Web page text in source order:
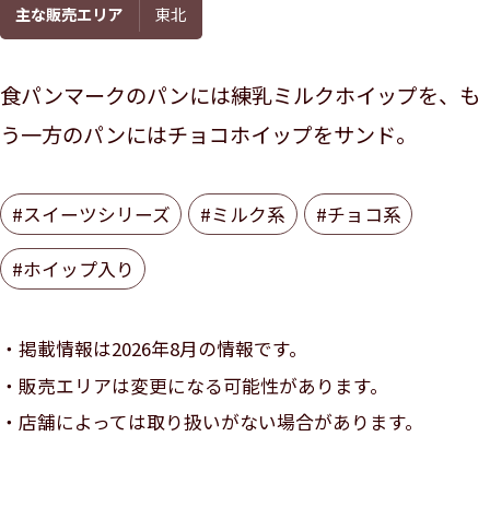
主な販売エリア 東北
食パンマークのパンには練乳ミルクホイップを、も
う一方のパンにはチョコホイップをサンド。
#スイーツシリーズ #ミルク系 #チョコ系
#ホイップ入り
掲載情報は2026年8月の情報です。
販売エリアは変更になる可能性があります。
店舗によっては取り扱いがない場合があります。